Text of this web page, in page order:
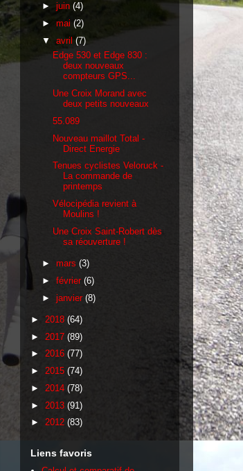
► juin (4)
► mai (2)
▼ avril (7)
Edge 530 et Edge 830 :
deux nouveaux
compteurs GPS...
Une Croix Morand avec
deux petits nouveaux
55.089
Nouveau maillot Total -
Direct Energie
Tenues cyclistes Veloruck -
La commande de
printemps
Vélocipédia revient à
Moulins !
Une Croix Saint-Robert dès
sa réouverture !
► mars (3)
► février (6)
► janvier (8)
► 2018 (64)
► 2017 (89)
► 2016 (77)
► 2015 (74)
► 2014 (78)
► 2013 (91)
► 2012 (83)
Liens favoris